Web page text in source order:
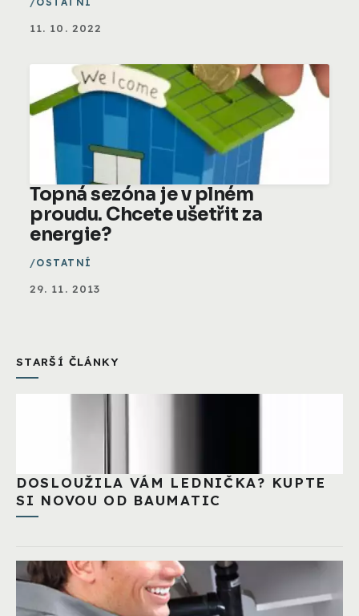
11. 10. 2022
Topná sezóna je v plném
proudu. Chcete ušetřit za
energie?
OSTATNÍ
29. 11. 2013
STARŠÍ ČLÁNKY
DOSLOUŽILA VÁM LEDNIČKA? KUPTE
SI NOVOU OD BAUMATIC